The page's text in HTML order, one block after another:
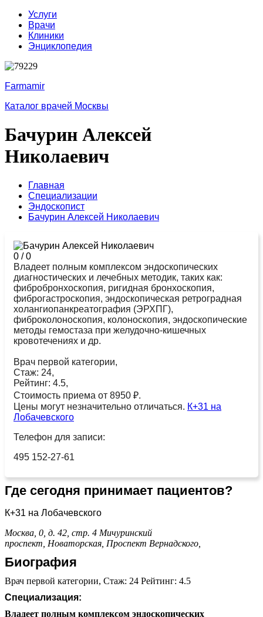
Услуги
Врачи
Клиники
Энциклопедия
Farmamir
Каталог врачей Москвы
Бачурин Алексей
Николаевич
Главная
Специализации
Эндоскопист
Бачурин Алексей Николаевич
0 /0
Владеет полным комплексом эндоскопических
диагностических и лечебных методик, таких как:
фибробронхоскопия, ригидная бронхоскопия,
фиброгастроскопия, эндоскопическая ретроградная
холангиопанкреатография (ЭРХПГ),
фиброколоноскопия, колоноскопия, эндоскопические
методы гемостаза при желудочно-кишечных
кровотечениях и др.
Врач первой категории,
Стаж: 24,
Рейтинг: 4.5,
Стоимость приема от 8950 ₽.
Цены могут незначительно отличаться. К+31 на
Лобачевского
Телефон для записи:
495 152-27-61
Где сегодня принимает пациентов?
К+31 на Лобачевского
Москва, 0, д. 42, стр. 4 Мичуринский
проспект, Новаторская, Проспект Вернадского,
Биография
Врач первой категории, Стаж: 24 Рейтинг: 4.5
Специализация:
Владеет полным комплексом эндоскопических